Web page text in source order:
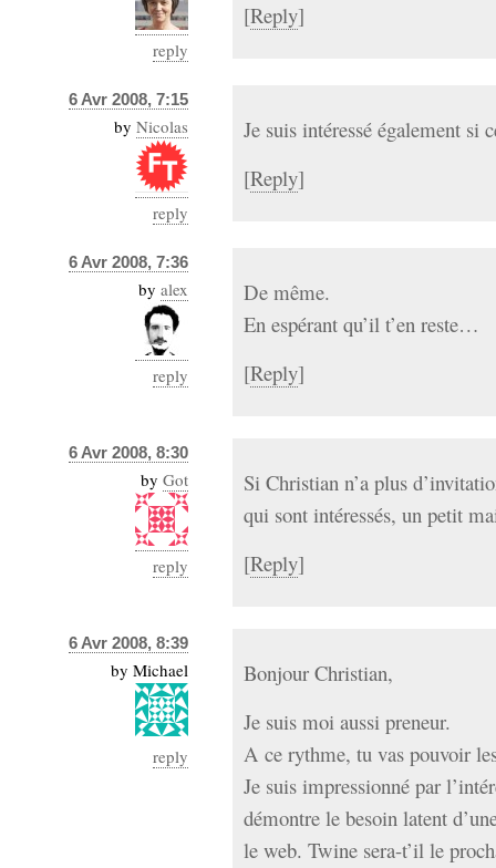
reply
[Reply]
6 Avr 2008, 7:15
by Nicolas
reply
Je suis intéressé également si
[Reply]
6 Avr 2008, 7:36
by alex
reply
De même.
En espérant qu’il t’en reste…
[Reply]
6 Avr 2008, 8:30
by Got
reply
Si Christian n’a plus
qui sont intéressés, un petit
[Reply]
6 Avr 2008, 8:39
by Michael
reply
Bonjour Christian,
Je suis moi aussi preneur.
A ce rythme, tu vas pouvoir
Je suis impressionné par
démontre le besoin latent
le web. Twine sera-t’il le